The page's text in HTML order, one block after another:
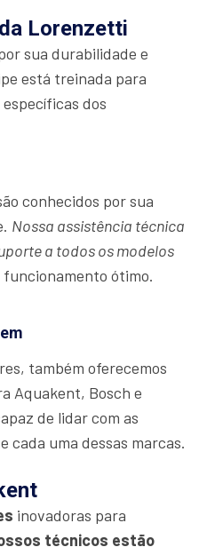
Lorenzetti
sua durabilidade e
está treinada para
dos
conhecidos por sua
Nossa assistência técnica
a todos os modelos
funcionamento ótimo.
também oferecemos
Aquakent, Bosch e
de lidar com as
cada uma dessas marcas.
inovadoras para
técnicos estão